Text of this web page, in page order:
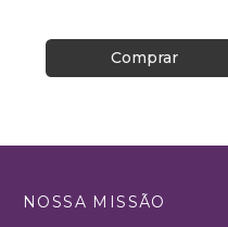
Comprar
NOSSA MISSÃO